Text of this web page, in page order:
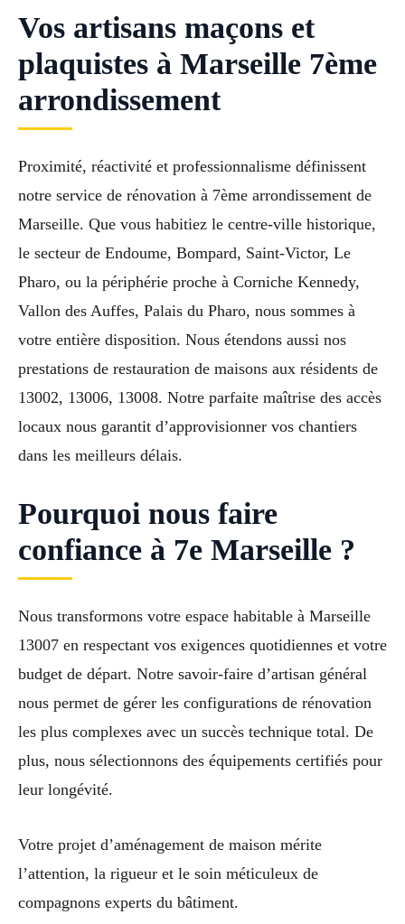
Vos artisans maçons et
plaquistes à Marseille 7ème
arrondissement
Proximité, réactivité et professionnalisme définissent
notre service de rénovation à 7ème arrondissement de
Marseille. Que vous habitiez le centre-ville historique,
le secteur de Endoume, Bompard, Saint-Victor, Le
Pharo, ou la périphérie proche à Corniche Kennedy,
Vallon des Auffes, Palais du Pharo, nous sommes à
votre entière disposition. Nous étendons aussi nos
prestations de restauration de maisons aux résidents de
13002, 13006, 13008. Notre parfaite maîtrise des accès
locaux nous garantit d’approvisionner vos chantiers
dans les meilleurs délais.
Pourquoi nous faire
confiance à 7e Marseille ?
Nous transformons votre espace habitable à Marseille
13007 en respectant vos exigences quotidiennes et votre
budget de départ. Notre savoir-faire d’artisan général
nous permet de gérer les configurations de rénovation
les plus complexes avec un succès technique total. De
plus, nous sélectionnons des équipements certifiés pour
leur longévité.
Votre projet d’aménagement de maison mérite
l’attention, la rigueur et le soin méticuleux de
compagnons experts du bâtiment.